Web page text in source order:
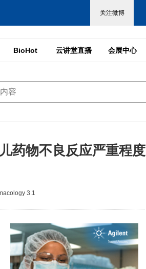
BioHot 云讲堂直播 会展中心
药物不良反应严重程度
3.1